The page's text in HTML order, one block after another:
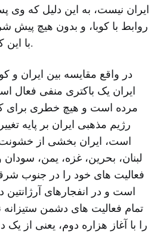
ایران نیست، به این دلیل که وی
روابط با کوبا، و بدون هیچ پیش
با این کشور را از سر گرفت.
در واقع مقایسه بین ایران و
ایران یک باکتری منفی فعال
مرده است و هیچ خطری برای
رژیم مذهبی ایران بر پایه
است، ایران بخشی از خشونت
لبنان، بحرین، غزه، یمن،
فعالیت های خود را در جنوب
است و در انفجارهای
تمام فعالیت های دشمن
را با آغاز هزاره دوم، یعنی از